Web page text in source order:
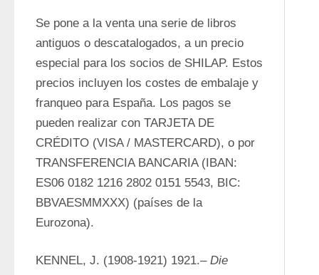
Se pone a la venta una serie de libros
antiguos o descatalogados, a un precio
especial para los socios de SHILAP. Estos
precios incluyen los costes de embalaje y
franqueo para España. Los pagos se
pueden realizar con TARJETA DE
CRÉDITO (VISA / MASTERCARD), o por
TRANSFERENCIA BANCARIA (IBAN:
ES06 0182 1216 2802 0151 5543, BIC:
BBVAESMMXXX) (países de la
Eurozona).
KENNEL, J. (1908-1921) 1921.– Die